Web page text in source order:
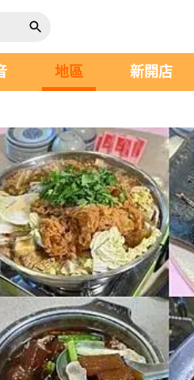
地區 新開店